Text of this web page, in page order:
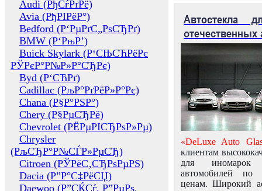
Audi (РђСѓРґРё)
Avia (РђРІРёР°)
Bedford (Р‘РµРґС„РѕСЂРґ)
BMW (Р‘РњР’)
Buick Skylark (Р‘СЊСЋРёРє
РЎРєР°Р№Р»Р°СЂРє)
Byd (Р‘СЋРґ)
Cadillac (РљР°РґРёР»Р°Рє)
Chana (Р§Р°РЅР°)
Chery (Р§РµСЂРё)
Chevrolet (РЁРµРІСЂРѕР»Рµ)
Chrysler
(РљСЂР°Р№СЃР»РµСЂ)
Citroen (РЎРёС‚СЂРѕРµРЅ)
Dacia (Р”Р°С‡РёСЏ)
Daewoo (Р”СЌСѓ, Р”РµРѕ,
Автостекла
отечественных
«DeLuxe Auto
клиентам
для иномарок
автомобилей
ценам. Широкий